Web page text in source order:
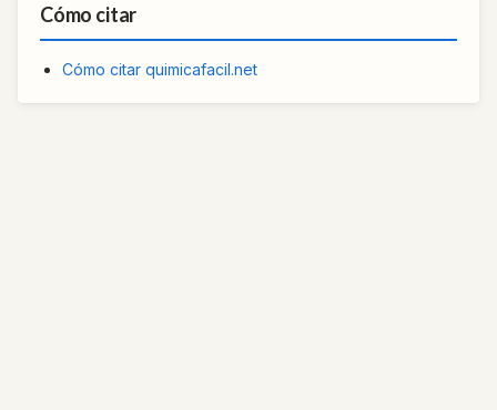
Cómo citar
Cómo citar quimicafacil.net